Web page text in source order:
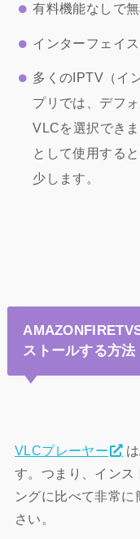
有料機能なしで無
インターフェイ
多くのIPTV（イ
プリでは、デフ
VLCを選択でき
として使用する
少します。
ストールする方法
VLCプレーヤー
す。つまり、インス
ングに比べて非常
さい。